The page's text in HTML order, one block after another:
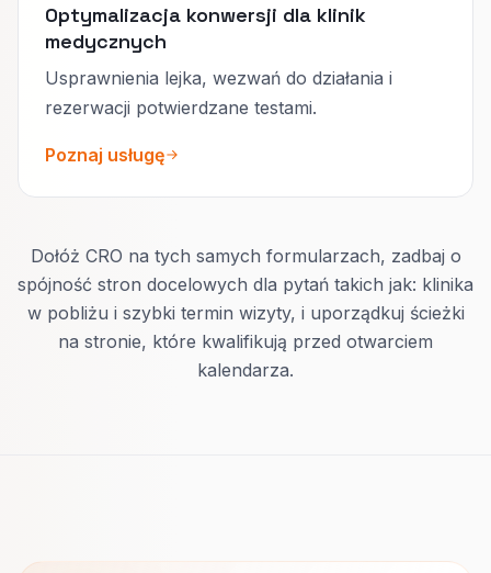
Optymalizacja konwersji dla klinik
medycznych
Usprawnienia lejka, wezwań do działania i
rezerwacji potwierdzane testami.
Poznaj usługę
Dołóż CRO na tych samych formularzach, zadbaj o
spójność stron docelowych dla pytań takich jak: klinika
w pobliżu i szybki termin wizyty, i uporządkuj ścieżki
na stronie, które kwalifikują przed otwarciem
kalendarza.